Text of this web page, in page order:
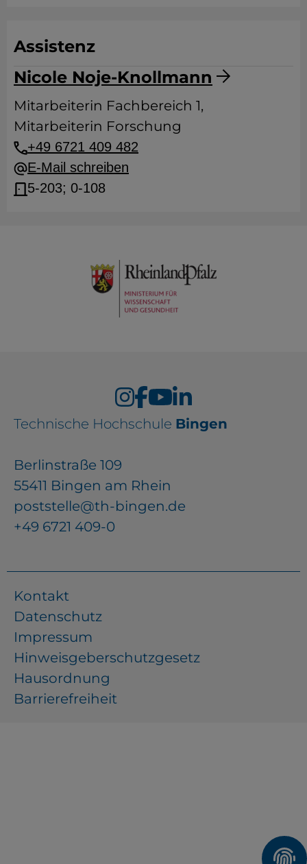
Nicole Noje-Knollmann
Assistenz
Mitarbeiterin Fachbereich 1,
Mitarbeiterin Forschung
+49 6721 409 482
E-Mail schreiben
5-203; 0-108
Technische Hochschule Bingen
Berlinstraße 109
55411 Bingen am Rhein
poststelle@th-bingen.de
+49 6721 409-0
Kontakt
Datenschutz
Impressum
Hinweisgeberschutzgesetz
Hausordnung
Barrierefreiheit